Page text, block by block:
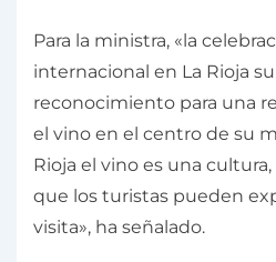
Para la ministra, «la
internacional en La Rioja
reconocimiento para una
el vino en el centro de su
Rioja el vino es una
que los turistas pueden
visita», ha señalado.